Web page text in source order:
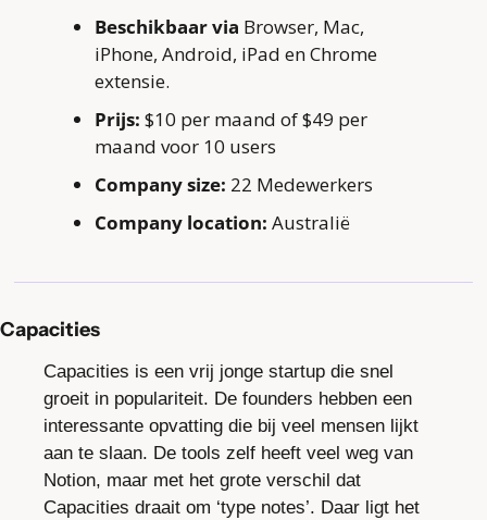
Beschikbaar via Browser, Mac,
iPhone, Android, iPad en Chrome
extensie.
Prijs: $10 per maand of $49 per
maand voor 10 users
Company size: 22 Medewerkers
Company location: Australië
Capacities
Capacities is een vrij jonge startup die snel
groeit in populariteit. De founders hebben een
interessante opvatting die bij veel mensen lijkt
aan te slaan. De tools zelf heeft veel weg van
Notion, maar met het grote verschil dat
Capacities draait om ‘type notes’. Daar ligt het